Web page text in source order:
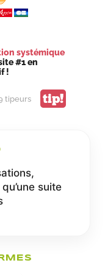
systémique
#1 en
!
tipeurs tip!
suite